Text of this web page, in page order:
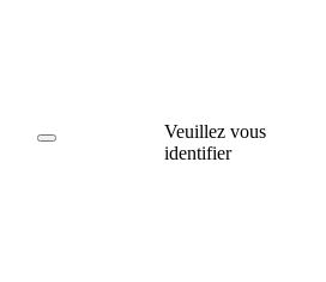
Veuillez vous
identifier